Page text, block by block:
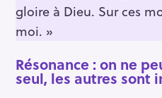
gloire à Dieu. Sur ces
moi. »
Résonance : on ne
seul, les autres sont